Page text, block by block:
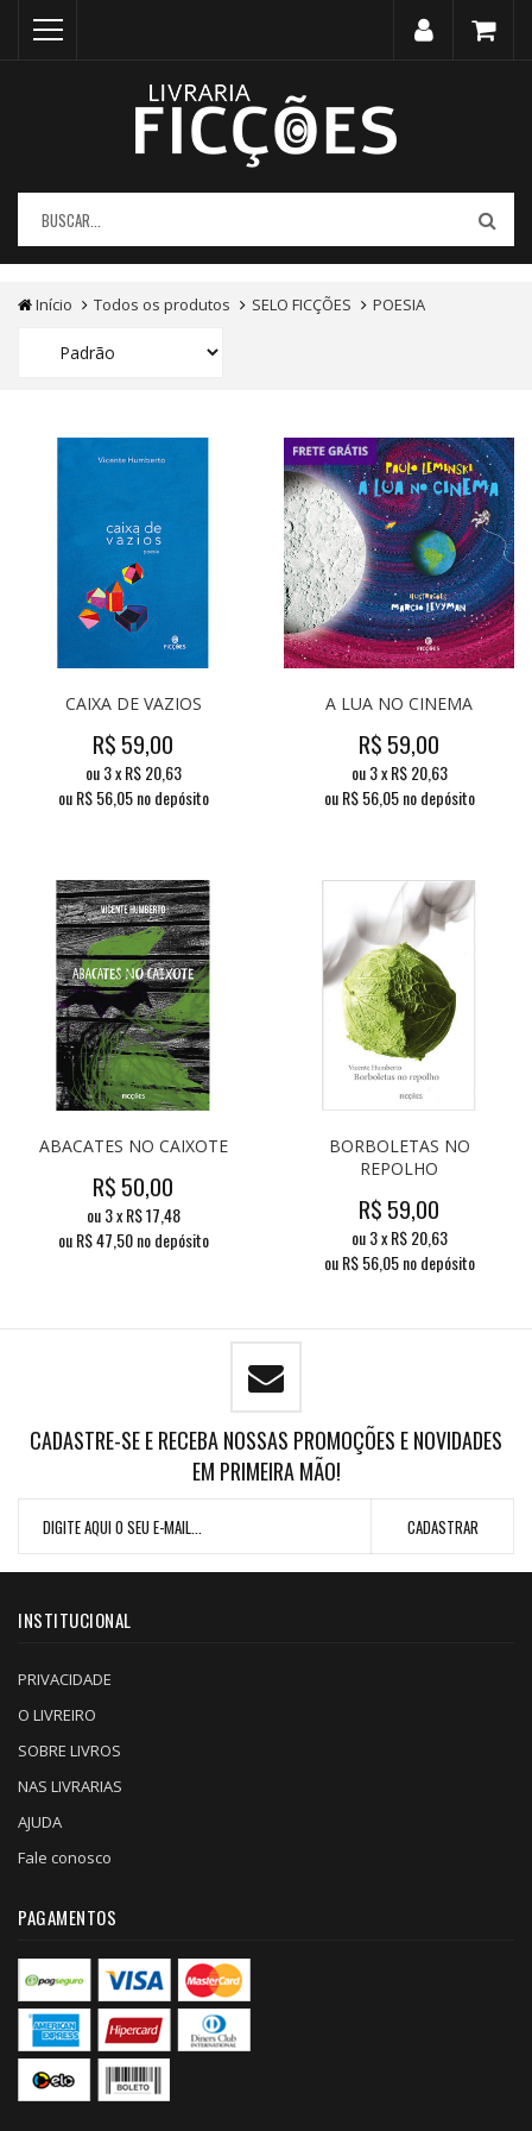
Início Todos os produtos SELO FICÇÕES POESIA
CAIXA DE VAZIOS
R$ 59,00
ou3x R$20,63
ou R$56,05 no depósito
A LUA NO CINEMA
R$ 59,00
ou3x R$20,63
ou R$56,05 no depósito
ABACATES NO CAIXOTE
R$ 50,00
ou3x R$17,48
ou R$47,50 no depósito
BORBOLETAS NO
REPOLHO
R$ 59,00
ou3x R$20,63
ou R$56,05 no depósito
CADASTRE-SE E RECEBA NOSSAS PROMOÇÕES E NOVIDADES
EM PRIMEIRA MÃO!
INSTITUCIONAL
PRIVACIDADE
O LIVREIRO
SOBRE LIVROS
NAS LIVRARIAS
AJUDA
Fale conosco
PAGAMENTOS